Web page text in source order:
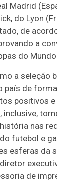
Madrid
do Lyon
de
a
do
a seleção
país de
positivos
inclusive,
nas
futebol e
esferas da
de